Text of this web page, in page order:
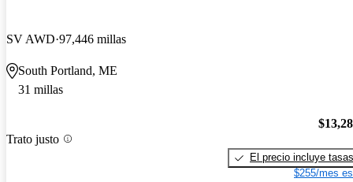
SV AWD 97,446 millas
South Portland, ME
31 millas
Trato justo
El precio incluye tasas
$255/mes